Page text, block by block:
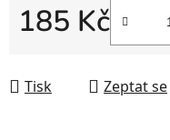
185 Kč
Tisk Zeptat se